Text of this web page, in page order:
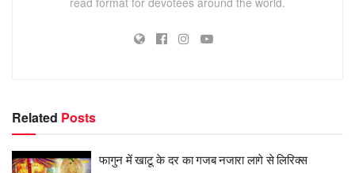
Related Posts
फागुन में खाटू के दर का गजब नजारा लागे से लिरिक्स